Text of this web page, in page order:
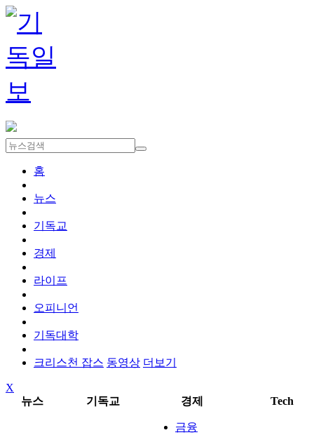
홈
뉴스
기독교
경제
라이프
오피니언
기독대학
크리스천 잡스 동영상 더보기
X
뉴스
기독교 경제 Tech
금융